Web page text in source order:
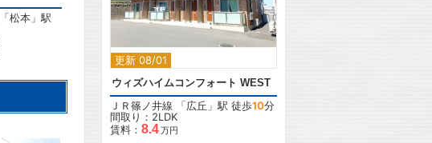
「松本 」駅
更新 08/01
2
ウィズハイムコンフォート WEST
ＪＲ篠ノ井線 「広丘 」駅 徒歩10分
間取り：2LDK
賃料： 8.4万円